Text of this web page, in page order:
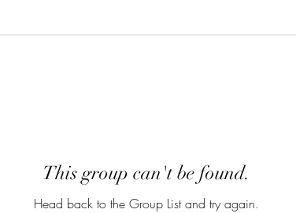
This group can't be found.
Head back to the Group List and try again.